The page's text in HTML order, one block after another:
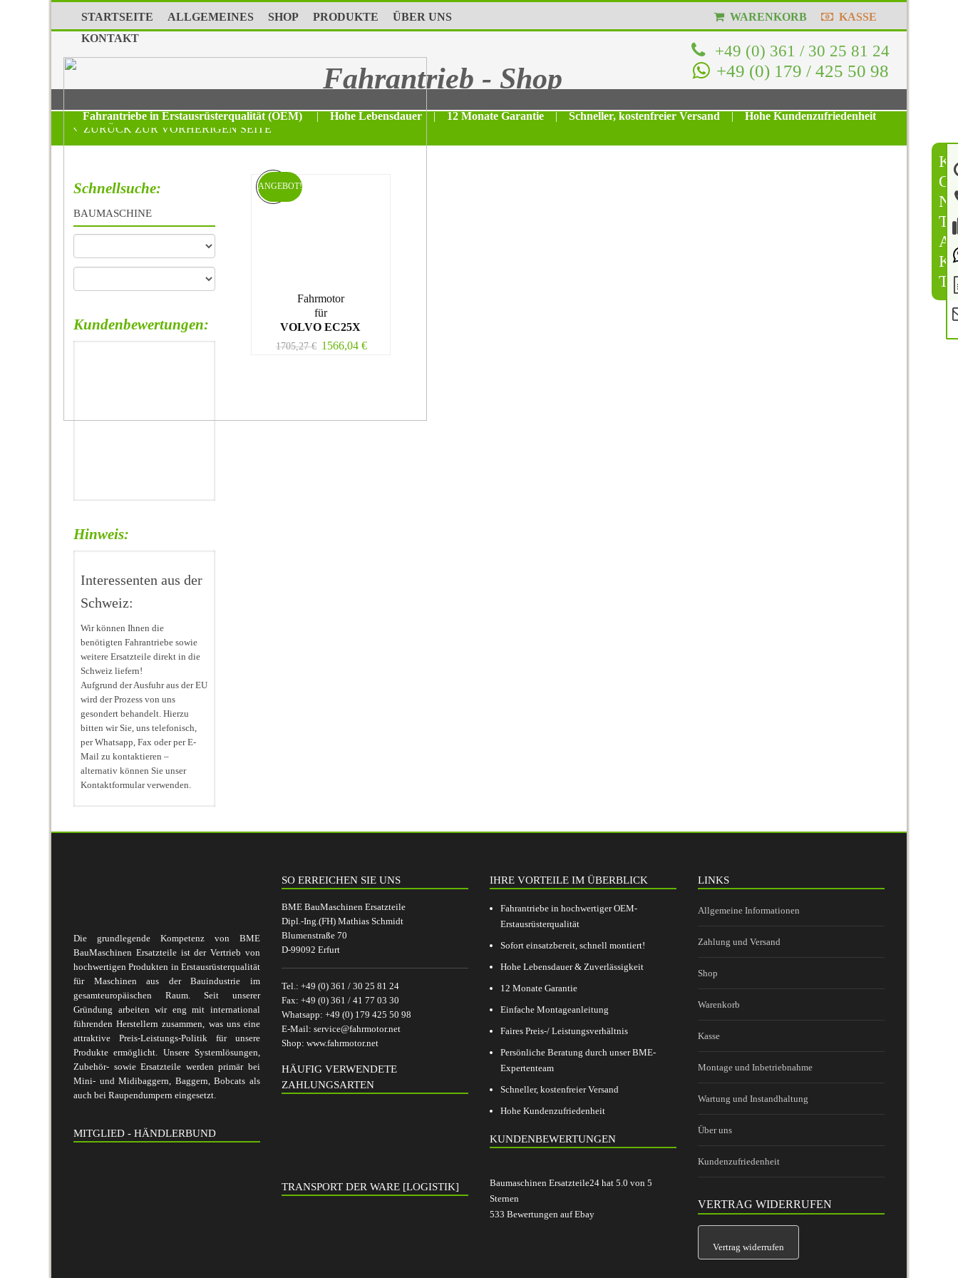
K
O
N
T
A
K
T
STARTSEITE ALLGEMEINES SHOP PRODUKTE
ÜBER UNS
KONTAKT
WARENKORB KASSE
+49 (0) 361 / 30 25 81 24
+49 (0) 179 / 425 50 98
Fahrantrieb - Shop
Fahrantriebe in Erstausrüsterqualität (OEM) | Hohe Lebensdauer | 12 Monate Garantie | Schneller, kostenfreier Versand |
Hohe Kundenzufriedenheit
ZURÜCK ZUR VORHERIGEN SEITE
Fahrmotor
für
VOLVO EC25X
1705,27€ 1566,04€
ANGEBOT!
Schnellsuche:
BAUMASCHINE
Kundenbewertungen:
Hinweis:
Interessenten aus der
Schweiz:
Wir können Ihnen die
benötigten Fahrantriebe sowie
weitere Ersatzteile direkt in die
Schweiz liefern!
Aufgrund der Ausfuhr aus der EU
wird der Prozess von uns
gesondert behandelt. Hierzu
bitten wir Sie, uns telefonisch,
per Whatsapp, Fax oder per E-
Mail zu kontaktieren –
alternativ können Sie unser
Kontaktformular verwenden.
Die grundlegende Kompetenz von BME
BauMaschinen Ersatzteile ist der Vertrieb von
hochwertigen Produkten in Erstausrüsterqualität
für Maschinen aus der Bauindustrie im
gesamteuropäischen Raum. Seit unserer
Gründung arbeiten wir eng mit international
führenden Herstellern zusammen, was uns eine
attraktive Preis-Leistungs-Politik für unsere
Produkte ermöglicht. Unsere Systemlösungen,
Zubehör- sowie Ersatzteile werden primär bei
Mini- und Midibaggern, Baggern, Bobcats als
auch bei Raupendumpern eingesetzt.
MITGLIED - HÄNDLERBUND
SO ERREICHEN SIE UNS
BME BauMaschinen Ersatzteile
Dipl.-Ing.(FH) Mathias Schmidt
Blumenstraße 70
D-99092 Erfurt
Tel.: +49 (0) 361 / 30 25 81 24
Fax: +49 (0) 361 / 41 77 03 30
Whatsapp: +49 (0) 179 425 50 98
E-Mail: service@fahrmotor.net
Shop: www.fahrmotor.net
HÄUFIG VERWENDETE
ZAHLUNGSARTEN
TRANSPORT DER WARE [LOGISTIK]
IHRE VORTEILE IM ÜBERBLICK
Fahrantriebe in hochwertiger OEM-
Erstausrüsterqualität
Sofort einsatzbereit, schnell montiert!
Hohe Lebensdauer & Zuverlässigkeit
12 Monate Garantie
Einfache Montageanleitung
Faires Preis-/ Leistungsverhältnis
Persönliche Beratung durch unser BME-
Expertenteam
Schneller, kostenfreier Versand
Hohe Kundenzufriedenheit
KUNDENBEWERTUNGEN
Baumaschinen Ersatzteile24 hat 5.0 von 5
Sternen
533 Bewertungen auf Ebay
LINKS
Allgemeine Informationen
Zahlung und Versand
Shop
Warenkorb
Kasse
Montage und Inbetriebnahme
Wartung und Instandhaltung
Über uns
Kundenzufriedenheit
VERTRAG WIDERRUFEN
Vertrag widerrufen